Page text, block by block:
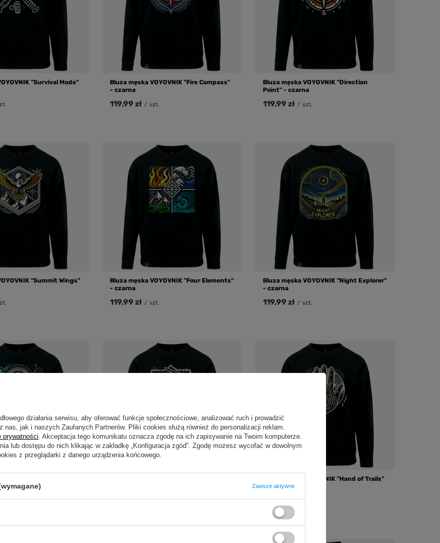
"Survival Mode"
Bluza męska VOYOVNIK "Fire Compass"
- czarna
119,99 zł / szt.
Bluza męska VOYOVNIK "Direction
Point" - czarna
119,99 zł / szt.
"Summit Wings"
Bluza męska VOYOVNIK "Four Elements"
- czarna
119,99 zł / szt.
Bluza męska VOYOVNIK "Night Explorer"
- czarna
119,99 zł / szt.
119,99 zł / szt.
Bluza męska VOYOVNIK "Hand of Trails"
- czarna
119,99 zł / szt.
działania serwisu, aby oferować funkcje społecznościowe, analizować ruch i prowadzić
nas, jak i naszych Zaufanych Partnerów. Pliki cookies służą również do personalizacji reklam.
prywatności. Akceptacja tego komunikatu oznacza zgodę na ich zapisywanie na Twoim komputerze.
lub dostępu do nich klikając w zakładkę „Konfiguracja zgód”. Zgodę możesz wycofać w dowolnym
z przeglądarki z danego urządzenia końcowego.
Zawsze aktywne